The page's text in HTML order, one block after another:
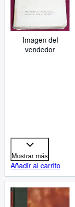
Imagen del
vendedor
Mostrar más
Añadir al carrito